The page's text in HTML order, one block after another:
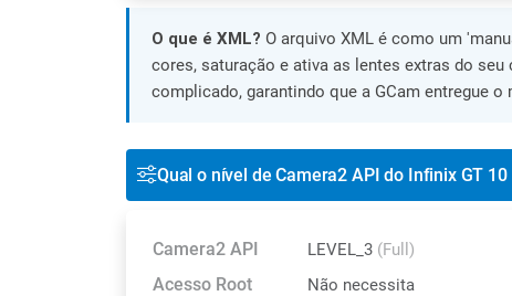
O que é XML? O arquivo XML é como um
cores, saturação e ativa as lentes extras do
complicado, garantindo que a GCam entregue
Qual o nível de Camera2 API do Infinix GT 10
Camera2 API LEVEL_3 (Full)
Acesso Root Não necessita